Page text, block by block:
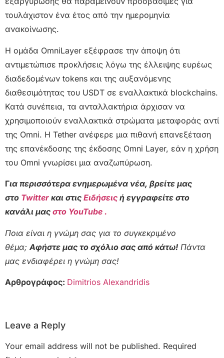
τουλάχιστον ένα έτος από την ημερομηνία
ανακοίνωσης.
Η ομάδα OmniLayer εξέφρασε την άποψη ότι
αντιμετώπισε προκλήσεις λόγω της έλλειψης ευρέως
διαδεδομένων tokens και της αυξανόμενης
διαθεσιμότητας του USDT σε εναλλακτικά blockchains.
Κατά συνέπεια, τα ανταλλακτήρια άρχισαν να
χρησιμοποιούν εναλλακτικά στρώματα μεταφοράς αντί
της Omni. Η Tether ανέφερε μια πιθανή επανεξέταση
της επανέκδοσης της έκδοσης Omni Layer, εάν η χρήση
του Omni γνωρίσει μια αναζωπύρωση.
Για περισσότερα ενημερωμένα νέα, βρείτε μας
στο Twitter και στις Ειδήσεις ή εγγραφείτε στο
κανάλι μας στο YouTube .
Ποια είναι η γνώμη σας για το συγκεκριμένο
θέμα; Αφήστε μας το σχόλιο σας από κάτω! Πάντα
μας ενδιαφέρει η γνώμη σας!
Αρθρογράφος: Dimitrios Alexandridis
Leave a Reply
Your email address will not be published. Required